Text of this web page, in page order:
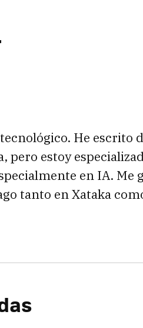
He escrito
pero estoy
en IA. Me
tanto en Xataka